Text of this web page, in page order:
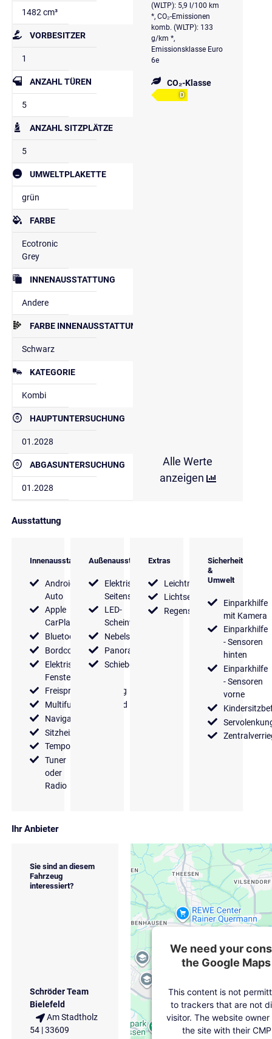
1482 cm³
VORBESITZER
1
ANZAHL TÜREN
5
ANZAHL SITZPLÄTZE
5
UMWELTPLAKETTE
grün
FARBE
Ecotronic
Grey
INNENAUSSTATTUNG
Andere
FARBE INNENAUSSTATTUNG
Schwarz
KATEGORIE
Kombi
HAUPTUNTERSUCHUNG
01.2028
ABGASUNTERSUCHUNG
01.2028
(WLTP): 5,9 l/100 km
*, CO₂-Emissionen
komb. (WLTP): 133
g/km *,
Emissionsklasse Euro
6e
CO₂-Klasse
D
Alle Werte
anzeigen
Ausstattung
Innenausstattung
Android
Auto
Apple
CarPlay
Bluetooth
Bordcomputer
Elektrische
Fensterheber
Freisprecheinrichtung
Multifunktionslenkrad
Navigationssystem
Sitzheizung
Tempomat
Tuner
oder
Radio
Außenausstattung
Elektrische
Seitenspiegel
LED-
Scheinwerfer
Nebelscheinwerfer
Panoramadach
Schiebedach
Extras
Leichtmetallfelgen
Lichtsensor
Regensensor
Sicherheit
&
Umwelt
Einparkhilfe
mit Kamera
Einparkhilfe
- Sensoren
hinten
Einparkhilfe
- Sensoren
vorne
Ihr Anbieter
Sie sind an diesem
Fahrzeug
interessiert?
Schröder Team
Bielefeld
Am Stadtholz
54 | 33609
We need your
the Google
This content is not
to trackers that are not
visitor. The website
the site with their